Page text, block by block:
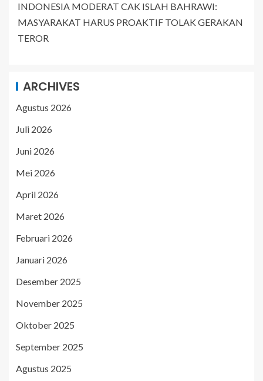
INDONESIA MODERAT CAK ISLAH BAHRAWI:
MASYARAKAT HARUS PROAKTIF TOLAK GERAKAN
TEROR
ARCHIVES
Agustus 2026
Juli 2026
Juni 2026
Mei 2026
April 2026
Maret 2026
Februari 2026
Januari 2026
Desember 2025
November 2025
Oktober 2025
September 2025
Agustus 2025